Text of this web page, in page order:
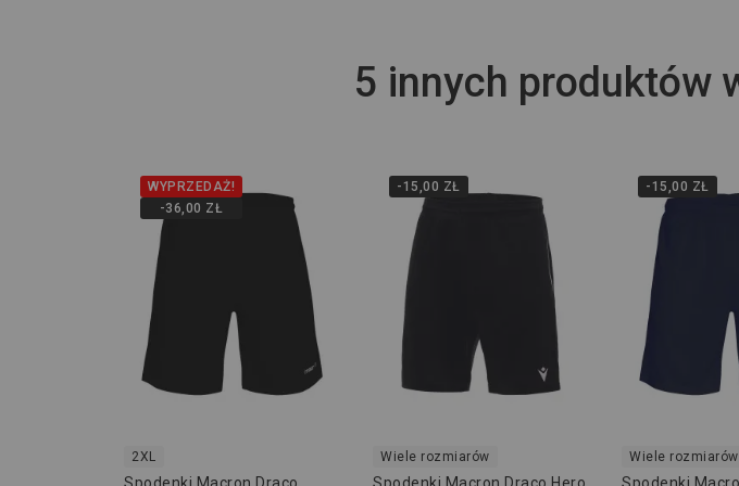
5 innych produktów
WYPRZEDAŻ!
-36,00 ZŁ
2XL
Spodenki Macron Draco
-15,00 ZŁ
Wiele rozmiarów
Spodenki Macron Draco Hero
-15,00 ZŁ
Wiele rozmiarów
Spodenki